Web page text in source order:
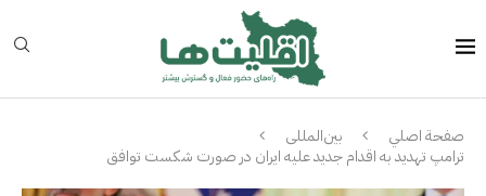
صفحة اصلي
بین‌المللی
ترامپ تهدید به اقدام جدید علیه ایران در صورت شکست توافق